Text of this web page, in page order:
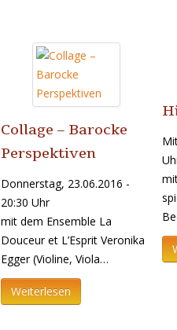
Collage – Barocke
Perspektiven
Donnerstag, 23.06.2016 -
20:30 Uhr
mit dem Ensemble La
Douceur et L’Esprit Veronika
Egger (Violine, Viola…
Weiterlesen